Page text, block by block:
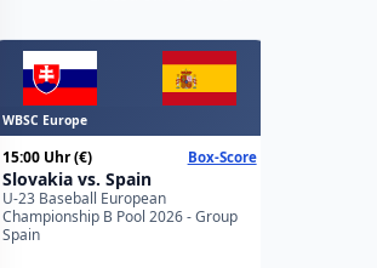
WBSC Europe
15:00 Uhr(€) Box-Score
Slovakia vs. Spain
U-23 Baseball European
Championship B Pool 2026 - Group
Spain